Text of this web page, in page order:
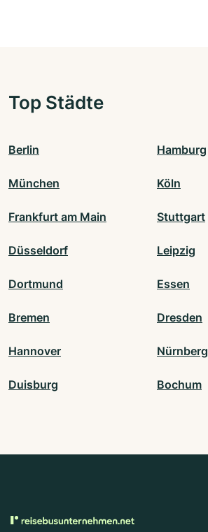
Top Städte
Berlin Hamburg
München Köln
Frankfurt am Main Stuttgart
Düsseldorf Leipzig
Dortmund Essen
Bremen Dresden
Hannover Nürnberg
Duisburg Bochum